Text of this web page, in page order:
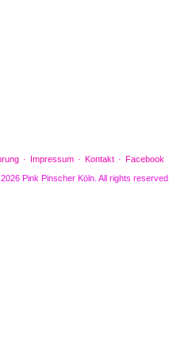
Impressum Kontakt Facebook
Pink Pinscher Köln. All rights reserved.